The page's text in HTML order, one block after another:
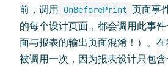
前，调用 OnBeforePrint 页面事
的每个设计页面，都会调用此事
面与报表的输出页面混淆！）。
被调用一次，因为报表设计只包含